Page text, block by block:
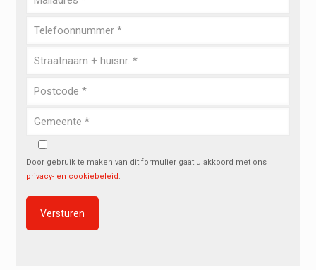
Door gebruik te maken van dit formulier gaat u akkoord met ons
privacy- en cookiebeleid.